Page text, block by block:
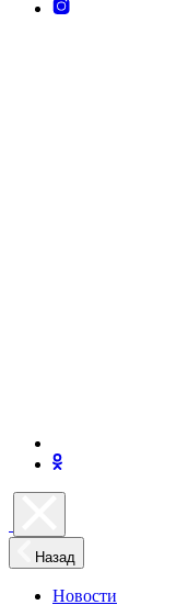
Назад
Новости